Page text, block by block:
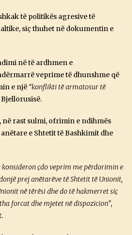
të politikës agresive të
siç thuhet në dokumentin e
në të ardhmen e
veprime të dhunshme që
e një “konflikti të armatosur të
rast sulmi, ofrimin e ndihmës
e Shtetit të Bashkimit dhe
konsideron çdo veprim me përdorimin e
prej anëtarëve të Shtetit të Unionit,
në tërësi dhe do të hakmerret siç
forcat dhe mjetet në dispozicion”,